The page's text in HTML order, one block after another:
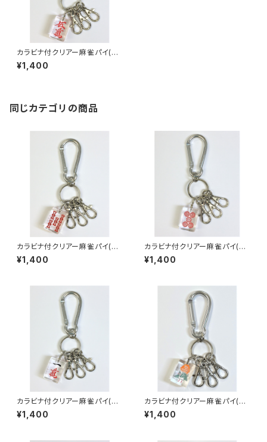
カラビナ付クリアー麻雀パイ(大)
3連ナスキーホルダー【赤ウーマ
ン】
¥1,400
同じカテゴリの商品
カラビナ付クリアー麻雀パイ(大)
3連ナスキーホルダー【赤ウーソ
ー】
¥1,400
カラビナ付クリアー麻雀パイ(大)
3連ナスキーホルダー【赤ウーピ
ン】
¥1,400
カラビナ付クリアー麻雀パイ(大)
3連ナスキーホルダー【イーマ
ン】
¥1,400
カラビナ付クリアー麻雀パイ(大)
3連ナスキーホルダー【イーソ
ー】
¥1,400